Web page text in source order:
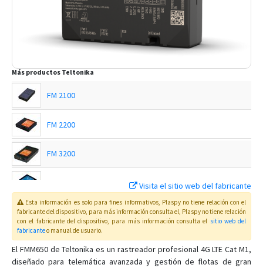
Más productos Teltonika
FM 2100
FM 2200
FM 3200
FM 4200
FMB002
Visita el sitio web del fabricante
Esta información es solo para fines informativos, Plaspy no tiene relación con el
fabricante del dispositivo, para más información consulta el, Plaspy no tiene relación
con el fabricante del dispositivo, para más información consulta el sitio web del
fabricanteo manual de usuario.
El FMM650 de Teltonika es un rastreador profesional 4G LTE Cat M1,
diseñado para telemática avanzada y gestión de flotas de gran